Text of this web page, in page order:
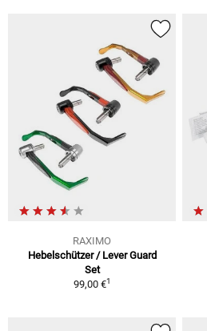
RAXIMO
Hebelschützer / Lever Guard
Set
99,00 €1